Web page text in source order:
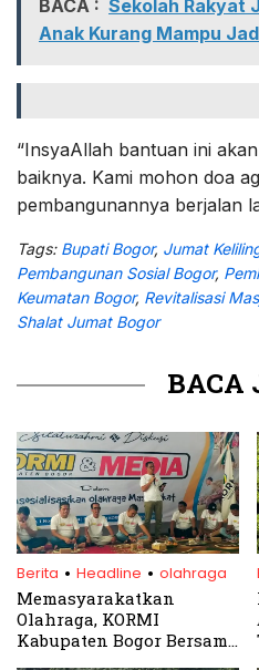
BACA : Sekolah Rakyat
Anak Kurang Mampu
“InsyaAllah bantuan ini
baiknya. Kami mohon doa
pembangunannya berjalan
Tags: Bupati Bogor, Jumat
Pembangunan Sosial Bogor,
Keumatan Bogor, Revitalisasi
Shalat Jumat Bogor
BACA
Berita . Headline . olahraga
Memasyarakatkan
Olahraga, KORMI
Kabupaten Bogor Bersama